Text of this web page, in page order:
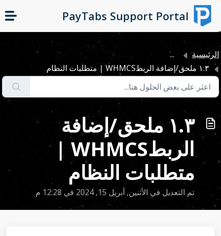
التخطّي إلى المحتوى الرئيسي
PayTabs Support Portal
الرئيسية
...
١.٣ ملحق/إضافة الربطWHMCS | متطلبات النظام
١.٣ ملحق/إضافة
الربطWHMCS |
متطلبات النظام
تم التعديل في الأثنين, أبريل 15, 2024 في 12:28 م